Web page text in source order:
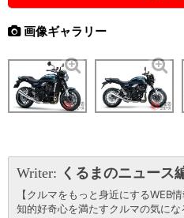
画像ギャラリー
Writer: くるまのニュース
【クルマをもっと身近にするWEB情
知的好奇心を満たすクルマの気に